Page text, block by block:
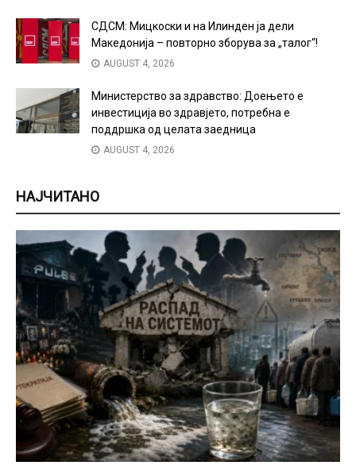
СДСМ: Мицкоски и на Илинден ја дели
Македонија – повторно зборува за „талог“!
AUGUST 4, 2026
Министерство за здравство: Доењето е
инвестиција во здравјето, потребна е
поддршка од целата заедница
AUGUST 4, 2026
НАЈЧИТАНО